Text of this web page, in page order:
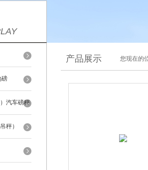
磅
汽车磅秤
秤）
产品展示 您现在的